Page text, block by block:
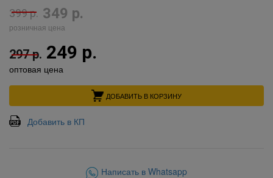
399 р. 349 р.
розничная цена
297 р. 249 р.
оптовая цена
ДОБАВИТЬ В КОРЗИНУ
Добавить в КП
Написать в Whatsapp